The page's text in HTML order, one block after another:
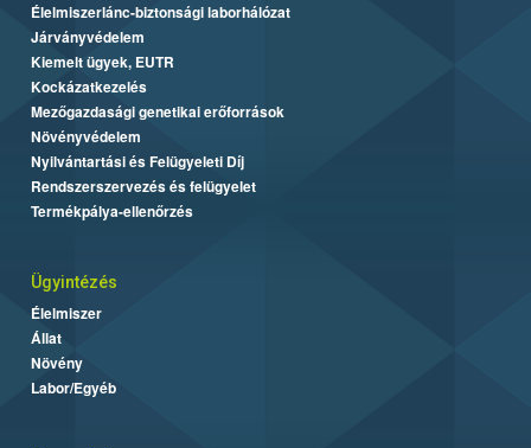
Élelmiszerlánc-biztonsági laborhálózat
Járványvédelem
Kiemelt ügyek, EUTR
Kockázatkezelés
Mezőgazdasági genetikai erőforrások
Növényvédelem
Nyilvántartási és Felügyeleti Díj
Rendszerszervezés és felügyelet
Termékpálya-ellenőrzés
Ügyintézés
Élelmiszer
Állat
Növény
Labor/Egyéb